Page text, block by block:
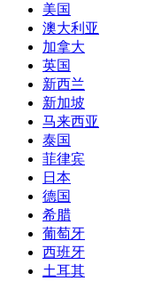
美国
澳大利亚
加拿大
英国
新西兰
新加坡
马来西亚
泰国
菲律宾
日本
德国
希腊
葡萄牙
西班牙
土耳其